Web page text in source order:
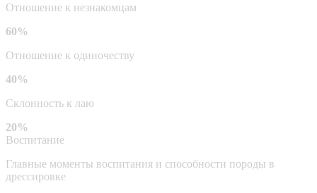
Отношение к незнакомцам
60%
Отношение к одиночеству
40%
Склонность к лаю
20%
Воспитание
Главные моменты воспитания и способности породы в
дрессировке